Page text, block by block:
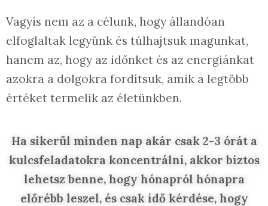
Vagyis nem az a célunk, hogy állandóan
elfoglaltak legyünk és túlhajtsuk magunkat,
hanem az, hogy az időnket és az energiánkat
azokra a dolgokra fordítsuk, amik a legtöbb
értéket termelik az életünkben.
Ha sikerül minden nap akár csak 2-3 órát a
kulcsfeladatokra koncentrálni, akkor biztos
lehetsz benne, hogy hónapról hónapra
előrébb leszel, és csak idő kérdése, hogy